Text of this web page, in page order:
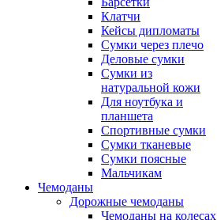
Клатчи
Кейсы дипломаты
Сумки через плечо
Деловые сумки
Сумки из
натуральной кожи
Для ноутбука и
планшета
Спортивные сумки
Сумки тканевые
Сумки поясные
Мальчикам
Чемоданы
Дорожные чемоданы
Чемоданы на колесах